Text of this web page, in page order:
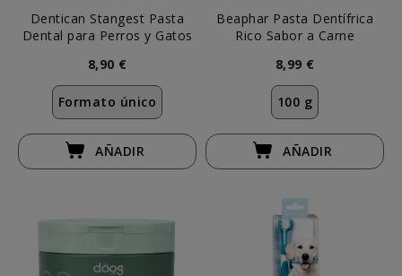
Dentican Stangest Pasta
Dental para Perros y Gatos
8,90 €
Formato único
AÑADIR
Beaphar Pasta Dentífrica
Rico Sabor a Carne
8,99 €
100 g
AÑADIR